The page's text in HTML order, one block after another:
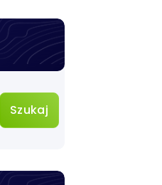
Szukaj